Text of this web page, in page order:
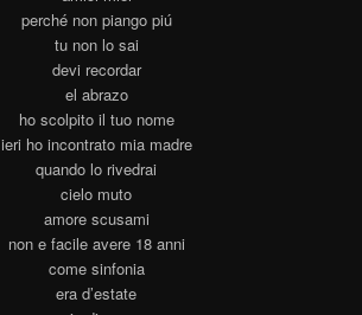
perché non piango piú
tu non lo sai
devi recordar
el abrazo
ho scolpito il tuo nome
ieri ho incontrato mia madre
quando lo rivedrai
cielo muto
amore scusami
non e facile avere 18 anni
come sinfonia
era d’estate